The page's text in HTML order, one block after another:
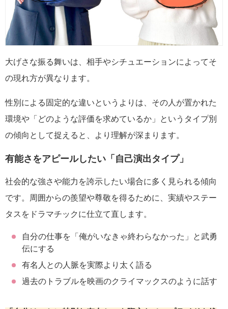
大げさな振る舞いは、相手やシチュエーションによってそ
の現れ方が異なります。
性別による固定的な違いというよりは、その人が置かれた
環境や「どのような評価を求めているか」というタイプ別
の傾向として捉えると、より理解が深まります。
有能さをアピールしたい「自己演出タイプ」
社会的な強さや能力を誇示したい場合に多く見られる傾向
です。周囲からの羨望や尊敬を得るために、実績やステー
タスをドラマチックに仕立て直します。
自分の仕事を「俺がいなきゃ終わらなかった」と武勇
伝にする
有名人との人脈を実際より太く語る
過去のトラブルを映画のクライマックスのように話す